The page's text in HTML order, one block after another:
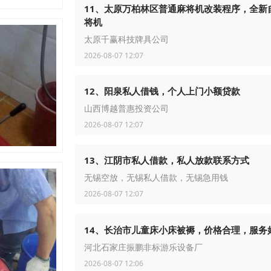
11、太原万柏林区普通麻将机改装程序，全新
将机
太原千赢科技牌具公司
2026-08-07 12:07
12、阳泉私人借钱，个人上门小额贷款
山西博越普惠投资公司
2026-08-07 12:07
13、‌江阴市‌私人借款，私人放款联系方式
无锡空放，无锡私人借款，无锡急用钱
2026-08-07 12:07
14、长治市儿童床小床被褥，价格合理，服务
河北石家庄振鹏非标游乐设备厂
2026-08-07 12:06